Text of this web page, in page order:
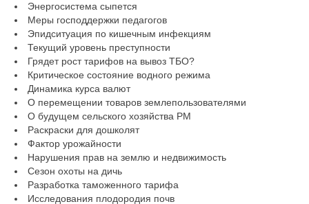
Энергосистема сыпется
Меры господдержки педагогов
Эпидситуация по кишечным инфекциям
Текущий уровень преступности
Грядет рост тарифов на вывоз ТБО?
Критическое состояние водного режима
Динамика курса валют
О перемещении товаров землепользователями
О будущем сельского хозяйства РМ
Раскраски для дошколят
Фактор урожайности
Нарушения прав на землю и недвижимость
Сезон охоты на дичь
Разработка таможенного тарифа
Исследования плодородия почв